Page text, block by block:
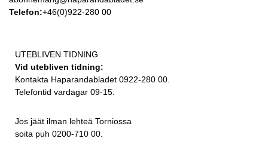
Telefon:+46(0)922-280 00
UTEBLIVEN TIDNING
Vid utebliven tidning:
Kontakta Haparandabladet 0922-280 00.
Telefontid vardagar 09-15.
Jos jäät ilman lehteä Torniossa
soita puh 0200-710 00.